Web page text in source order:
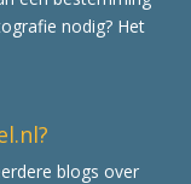
nodig? Het
blogs over